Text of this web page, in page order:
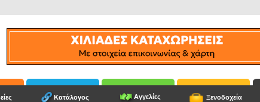
Κατάλογος Αγγελίες Ξενοδοχεία